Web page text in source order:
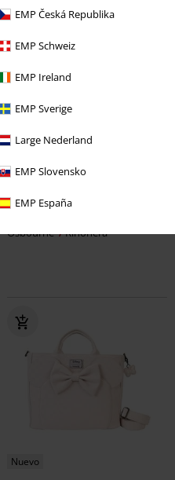
EMP Česká Republika
EMP Schweiz
EMP Ireland
EMP Sverige
Large Nederland
EMP Slovensko
EMP España
32,99 €
Osbourne
Riñonera
Nuevo